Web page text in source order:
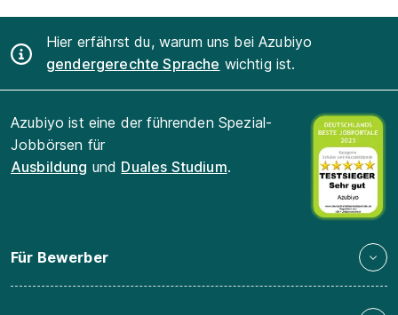
Hier erfährst du, warum uns bei Azubiyo
gendergerechte Sprache wichtig ist.
Azubiyo ist eine der führenden Spezial-
Jobbörsen für
Ausbildung und Duales Studium.
Für Bewerber